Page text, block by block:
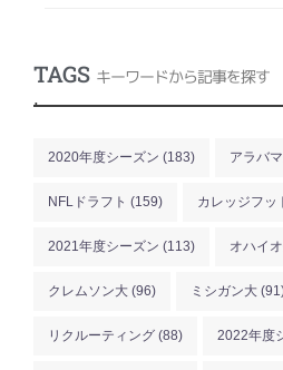
TAGS キーワードから記事を探す
.
2020年度シーズン (183) アラバ
NFLドラフト (159) カレッジフッ
2021年度シーズン (113) オハイ
クレムソン大 (96) ミシガン大
リクルーティング (88) 2022年度